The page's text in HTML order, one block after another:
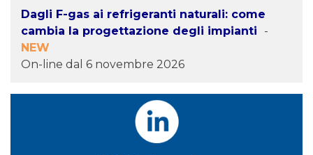
Dagli F-gas ai refrigeranti naturali: come
cambia la progettazione degli impianti -
NEW
On-line dal 6 novembre 2026